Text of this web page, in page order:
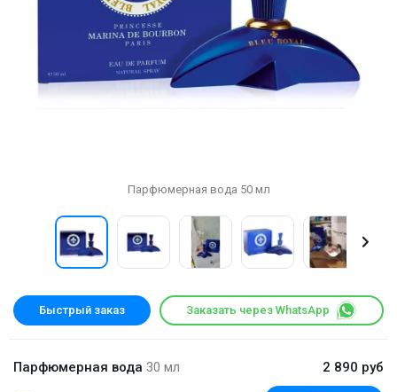
Парфюмерная вода 50 мл
Быстрый заказ Заказать через WhatsApp
Парфюмерная вода 30 мл 2 890 руб